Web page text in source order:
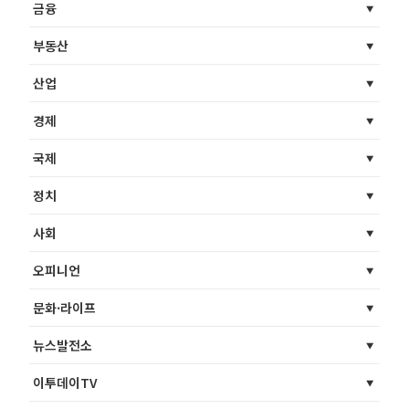
금융
부동산
산업
경제
국제
정치
사회
오피니언
문화·라이프
뉴스발전소
이투데이TV